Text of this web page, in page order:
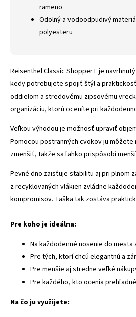
rameno
Odolný a vodoodpudivý
polyesteru
Reisenthel Classic Shopper L je
kedy potrebujete spojiť štýl a
oddielom a stredovému zipsovému
organizáciu, ktorú oceníte pri
Veľkou výhodou je možnosť upraviť
Pomocou postranných cvokov ju
zmenšiť, takže sa ľahko prispôsobí
Pevné dno zaisťuje stabilitu aj pri plnom
z recyklovaných vlákien zvládne
kompromisov. Taška tak zostáva
Pre koho je ideálna:
Na každodenné nosenie do mesta
Pre tých, ktorí chcú elegantnú a
Pre menšie aj stredne veľké
Pre každého, kto ocenia
Na čo ju využijete: